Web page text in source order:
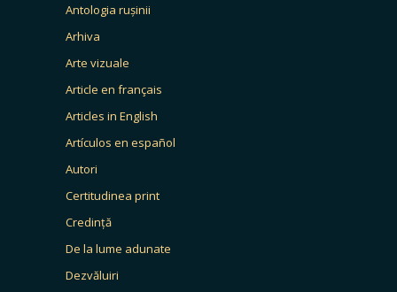
Antologia rușinii
Arhiva
Arte vizuale
Article en français
Articles in English
Artículos en español
Autori
Certitudinea print
Credință
De la lume adunate
Dezvăluiri